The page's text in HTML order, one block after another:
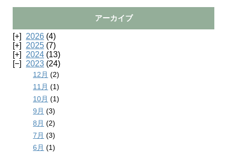
アーカイブ
2026 (4)
2025 (7)
2024 (13)
2023 (24)
12月 (2)
11月 (1)
10月 (1)
9月 (3)
8月 (2)
7月 (3)
6月 (1)